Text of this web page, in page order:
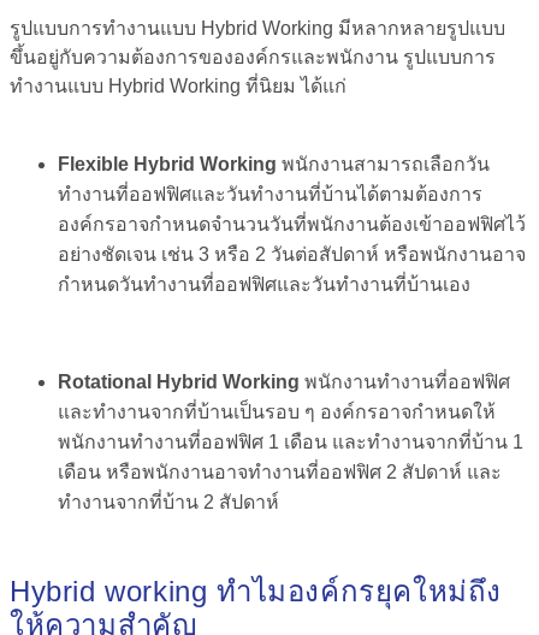
รูปแบบการทำงานแบบ Hybrid Working มีหลากหลายรูปแบบ
ขึ้นอยู่กับความต้องการขององค์กรและพนักงาน รูปแบบการ
ทำงานแบบ Hybrid Working ที่นิยม ได้แก่
Flexible Hybrid Working พนักงานสามารถเลือกวัน
ทำงานที่ออฟฟิศและวันทำงานที่บ้านได้ตามต้องการ
องค์กรอาจกำหนดจำนวนวันที่พนักงานต้องเข้าออฟฟิศไว้
อย่างชัดเจน เช่น 3 หรือ 2 วันต่อสัปดาห์ หรือพนักงานอาจ
กำหนดวันทำงานที่ออฟฟิศและวันทำงานที่บ้านเอง
Rotational Hybrid Working พนักงานทำงานที่ออฟฟิศ
และทำงานจากที่บ้านเป็นรอบ ๆ องค์กรอาจกำหนดให้
พนักงานทำงานที่ออฟฟิศ 1 เดือน และทำงานจากที่บ้าน 1
เดือน หรือพนักงานอาจทำงานที่ออฟฟิศ 2 สัปดาห์ และ
ทำงานจากที่บ้าน 2 สัปดาห์
Hybrid working ทำไมองค์กรยุคใหม่ถึง
ให้ความสำคัญ